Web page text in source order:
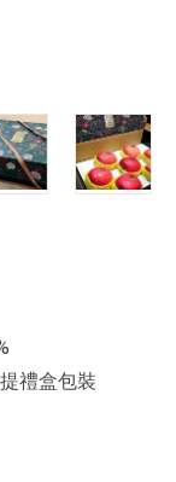
禮盒包裝